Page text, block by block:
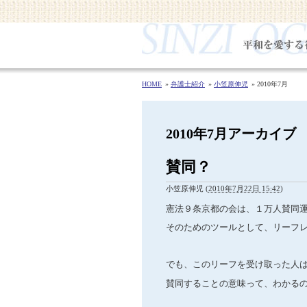
HOME 弁護士紹介 小笠原伸児 2010年7月
2010年7月アーカイブ
賛同？
小笠原伸児 (2010年7月22日 15:42)
憲法９条京都の会は、１万人賛同
そのためのツールとして、リーフ
でも、このリーフを受け取った人
賛同することの意味って、わかる